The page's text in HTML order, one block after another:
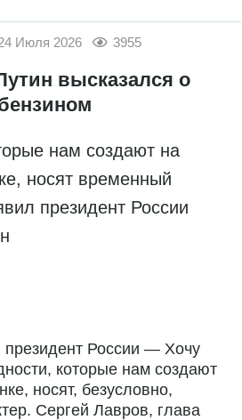
Июля 2026 3955
высказался о
нам создают на
носят временный
президент России
России — Хочу
которые нам создают
носят, безусловно,
Сергей Лавров, глава